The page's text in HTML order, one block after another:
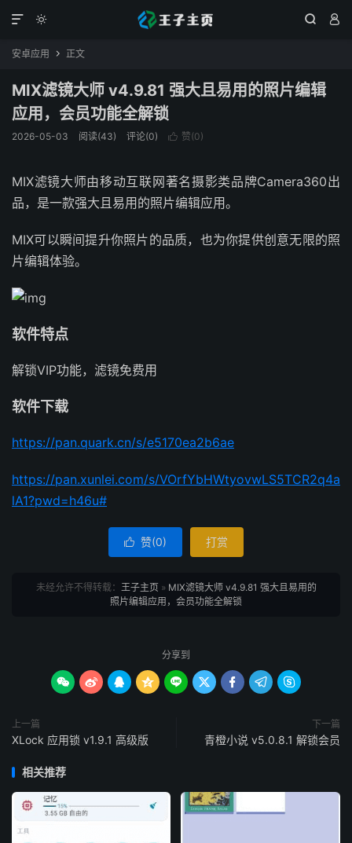
  

安卓应用  正文
MIX滤镜大师 v4.9.81 强大且易用的照片编辑
应用，会员功能全解锁
2026-05-03 阅读(43) 评论(0)  赞(0)
MIX滤镜大师由移动互联网著名摄影类品牌Camera360出
品，是一款强大且易用的照片编辑应用。
MIX可以瞬间提升你照片的品质，也为你提供创意无限的照
片编辑体验。
软件特点
解锁VIP功能，滤镜免费用
软件下载
https://pan.quark.cn/s/e5170ea2b6ae
https://pan.xunlei.com/s/VOrfYbHWtyovwLS5TCR2q4a
lA1?pwd=h46u#
 赞(0) 打赏
未经允许不得转载： 王子主页» MIX滤镜大师 v4.9.81 强大且易用的
照片编辑应用，会员功能全解锁
分享到
        
上一篇
XLock 应用锁 v1.9.1 高级版
下一篇
青橙小说 v5.0.8.1 解锁会员
相关推荐